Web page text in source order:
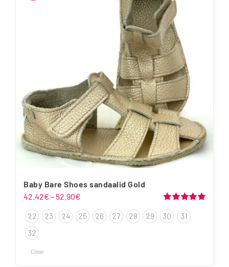
Baby Bare Shoes sandaalid Gold
Hinnanguga
5.00 / 5
42.42€ – 52.90€
42.42€
kuni
22 23 24 25 26 27 28 29 30
31
32
Clear